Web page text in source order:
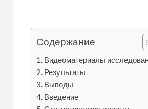
Содержание
Видеоматериалы
Результаты
Выводы
Введение